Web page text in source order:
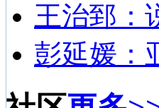
王治郅：
彭延媛：